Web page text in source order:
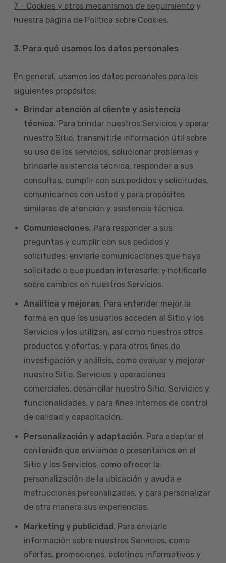
7 - Cookies y otros mecanismos de seguimiento y
nuestra página de Política sobre Cookies.
3. Para qué usamos los datos personales
En general, usamos los datos personales para los
siguientes propósitos:
Brindar atención al cliente y asistencia
técnica. Para brindar nuestros Servicios y operar
nuestro Sitio, transmitirle información útil sobre
su uso de los servicios, solucionar problemas y
brindarle asistencia técnica, responder a sus
consultas, cumplir con sus pedidos y solicitudes,
comunicarnos con usted y para propósitos
similares de atención y asistencia técnica.
Comunicaciones. Para responder a sus
preguntas y cumplir con sus pedidos y
solicitudes; enviarle comunicaciones que haya
solicitado o que puedan interesarle; y notificarle
sobre cambios en nuestros Servicios.
Analítica y mejoras. Para entender mejor la
forma en que los usuarios acceden al Sitio y los
Servicios y los utilizan, así como nuestros otros
productos y ofertas; y para otros fines de
investigación y análisis, como evaluar y mejorar
nuestro Sitio, Servicios y operaciones
comerciales, desarrollar nuestro Sitio, Servicios y
funcionalidades, y para fines internos de control
de calidad y capacitación.
Personalización y adaptación. Para adaptar el
contenido que enviamos o presentamos en el
Sitio y los Servicios, como ofrecer la
personalización de la ubicación y ayuda e
instrucciones personalizadas, y para personalizar
de otra manera sus experiencias.
Marketing y publicidad. Para enviarle
información sobre nuestros Servicios, como
ofertas, promociones, boletines informativos y